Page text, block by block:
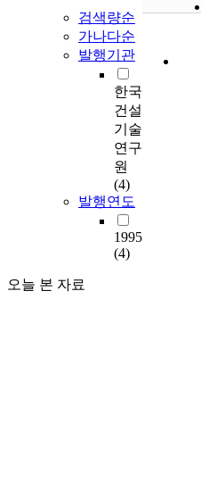
검색량순
가나다순
발행기관
한국
건설
기술
연구
원
(4)
발행연도
1995
(4)
오늘 본 자료